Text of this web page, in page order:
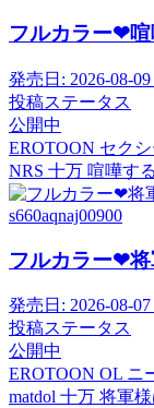
フルカラー❤
発売日: 2026-08-
投稿ステータス
公開中
EROTOON セク
NRS 十万 喧嘩す
s660aqnaj00900
フルカラー❤
発売日: 2026-08-
投稿ステータス
公開中
EROTOON OL ニ
matdol 十万 将軍